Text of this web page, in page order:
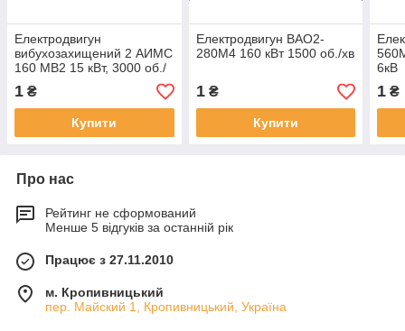
Електродвигун
вибухозахищений 2 АИМС
160 МВ2 15 кВт, 3000 об./
хв
1 ₴
Купити
Електродвигун ВАО2-
280М4 160 кВт 1500 об./хв
1₴
Купити
6кВ
1 ₴
Про нас
Рейтинг не сформований
Менше 5 відгуків за останній рік
Працює з 27.11.2010
м. Кропивницький
пер. Майский 1, Кропивницький, Україна